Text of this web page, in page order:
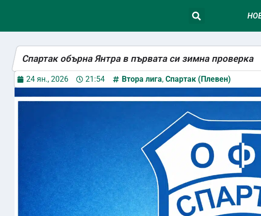
Спартак обърна Янтра в първата си зимна проверка
24 ян., 2026 21:54 Втора лига, Спартак (Плевен)